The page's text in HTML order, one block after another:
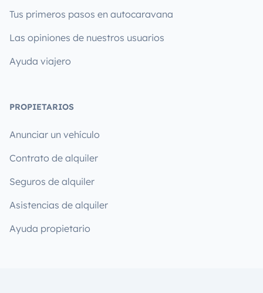
Tus primeros pasos en autocaravana
Las opiniones de nuestros usuarios
Ayuda viajero
PROPIETARIOS
Anunciar un vehículo
Contrato de alquiler
Seguros de alquiler
Asistencias de alquiler
Ayuda propietario